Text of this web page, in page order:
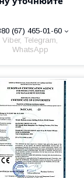
(67) 465-01-60
Viber, Telegram,
WhatsApp